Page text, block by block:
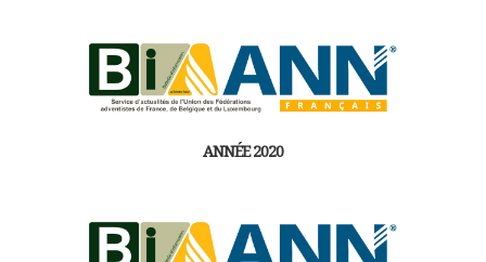
ANNÉE 2020